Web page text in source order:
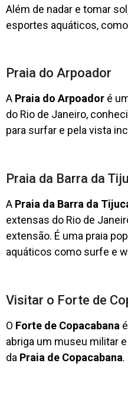
Além de nadar e tomar
esportes aquáticos,
Praia do Arpoador
A Praia do Arpoador é
do Rio de Janeiro,
para surfar e pela vista
Praia da Barra da
A Praia da Barra da
extensas do Rio de
extensão. É uma praia
aquáticos como surfe e
Visitar o Forte de
O Forte de Copacabana
abriga um museu militar
da Praia de Copacabana.